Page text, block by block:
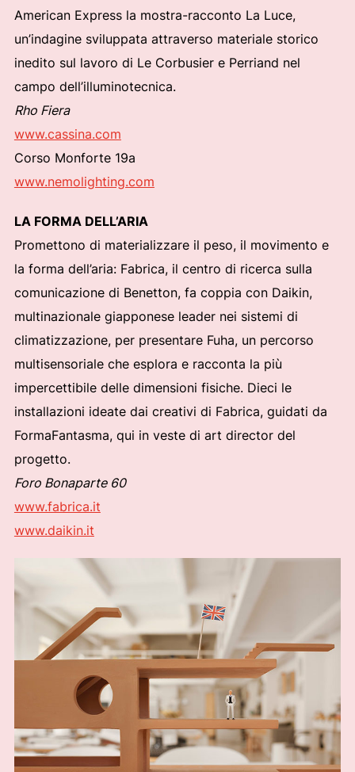
American Express la mostra-racconto La Luce,
un’indagine sviluppata attraverso materiale storico
inedito sul lavoro di Le Corbusier e Perriand nel
campo dell’illuminotecnica.
Rho Fiera
www.cassina.com
Corso Monforte 19a
www.nemolighting.com
LA FORMA DELL’ARIA
Promettono di materializzare il peso, il movimento e
la forma dell’aria: Fabrica, il centro di ricerca sulla
comunicazione di Benetton, fa coppia con Daikin,
multinazionale giapponese leader nei sistemi di
climatizzazione, per presentare Fuha, un percorso
multisensoriale che esplora e racconta la più
impercettibile delle dimensioni fisiche. Dieci le
installazioni ideate dai creativi di Fabrica, guidati da
FormaFantasma, qui in veste di art director del
progetto.
Foro Bonaparte 60
www.fabrica.it
www.daikin.it